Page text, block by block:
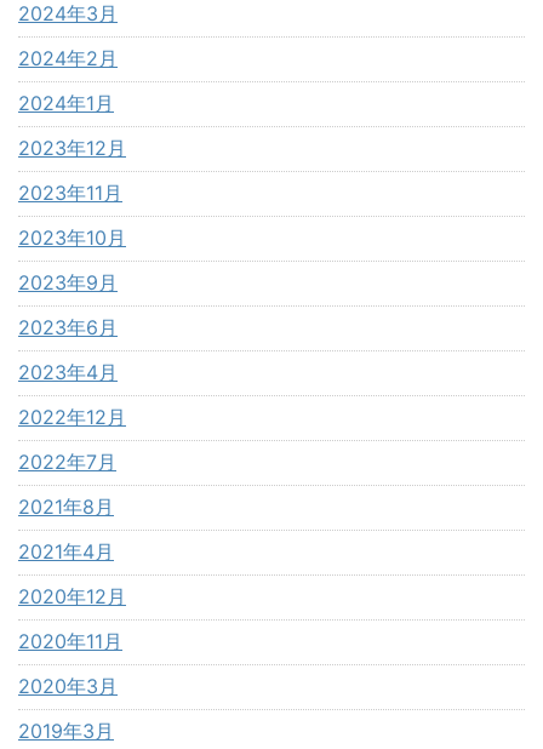
2024年3月
2024年2月
2024年1月
2023年12月
2023年11月
2023年10月
2023年9月
2023年6月
2023年4月
2022年12月
2022年7月
2021年8月
2021年4月
2020年12月
2020年11月
2020年3月
2019年3月